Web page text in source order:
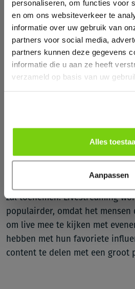
personaliseren, om functies voor
en om ons websiteverkeer te
informatie over uw gebruik van
partners voor social media,
partners kunnen deze gegevens
informatie die u aan ze heeft
verzameld op basis van uw
Alles
Aanpassen
5. De opkomst van
Micro-influencers zijn mensen
volgers, maar die wel een zeer
hebben. Deze influencers
voor merken, omdat ze een
persoonlijke connectie met
influencers en zijn vaak meer
6. Groei livestreaming
zal toenemen. Livestreaming
populairder, omdat het
om live mee te kijken met
hebben met hun favoriete
content te delen met een groot